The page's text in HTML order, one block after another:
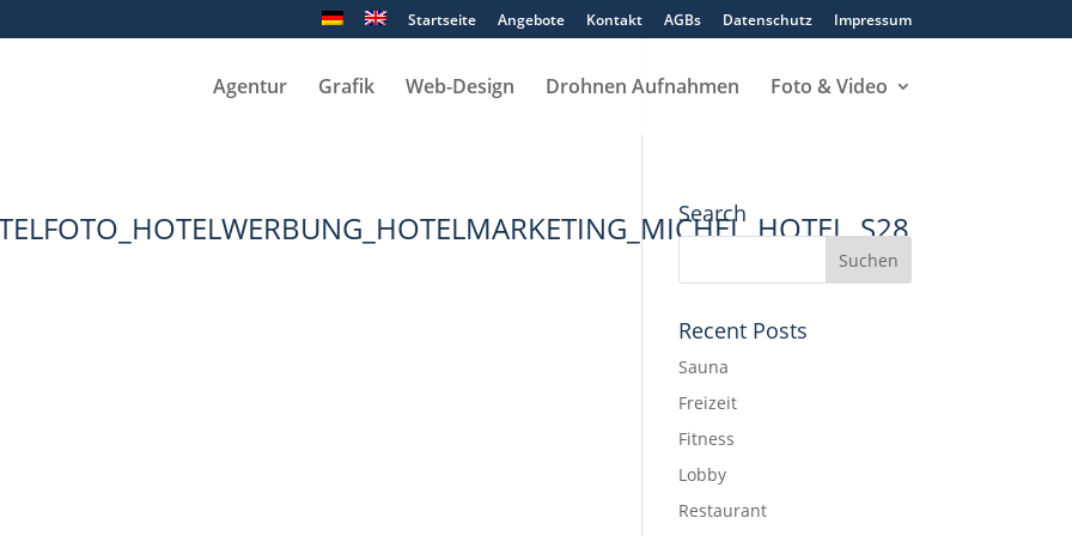
Startseite Angebote Kontakt AGBs Datenschutz Impressum
Agentur Grafik Web-Design Drohnen Aufnahmen Foto & Video
Search
Recent Posts
Sauna
Freizeit
Fitness
Lobby
Restaurant